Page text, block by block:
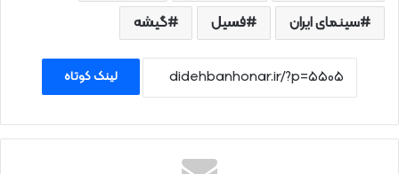
سینمای ایران
فسیل گیشه
لینک کوتاه